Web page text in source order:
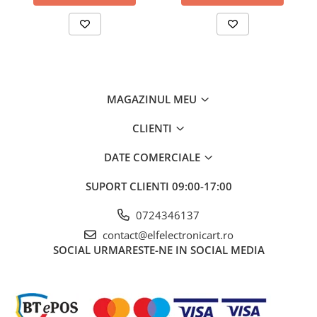
Echipament standard
Ciocan de lipit PENSOL-SR976-
IN, vârf SR-976T-B
Interval de temperatură al
250...480°C
175x103x90mm
Lungimea stației de lipit -
1,15 metri
Ce conține pachetul?
1 x Stație de lipit SOLOMON SORNY ROONG PENSOL-SR976
MAGAZINUL MEU
CLIENTI
DATE COMERCIALE
SUPORT CLIENTI 09:00-17:00
0724346137
contact@elfelectronicart.ro
SOCIAL URMARESTE-NE IN SOCIAL MEDIA